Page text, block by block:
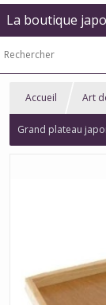
La boutique
Accueil Art
Grand plateau